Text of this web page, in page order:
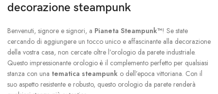
decorazione steampunk
Benvenuti, signore e signori, a Pianeta Steampunk™! Se state
cercando di aggiungere un tocco unico e affascinante alla decorazione
della vostra casa, non cercate oltre l’orologio da parete industriale.
Questo impressionante orologio è il complemento perfetto per qualsiasi
stanza con una tematica steampunk o dell’epoca vittoriana. Con il
suo aspetto resistente e robusto, questo orologio da parete renderà